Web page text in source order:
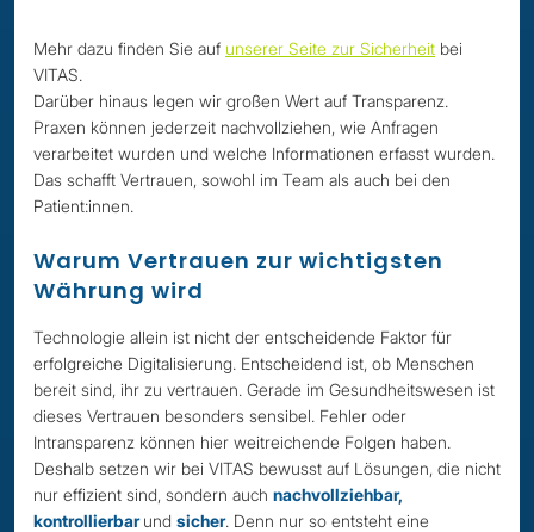
Mehr dazu finden Sie auf unserer Seite zur Sicherheit bei
VITAS.
Darüber hinaus legen wir großen Wert auf Transparenz.
Praxen können jederzeit nachvollziehen, wie Anfragen
verarbeitet wurden und welche Informationen erfasst wurden.
Das schafft Vertrauen, sowohl im Team als auch bei den
Patient:innen.
Warum Vertrauen zur wichtigsten
Währung wird
Technologie allein ist nicht der entscheidende Faktor für
erfolgreiche Digitalisierung. Entscheidend ist, ob Menschen
bereit sind, ihr zu vertrauen. Gerade im Gesundheitswesen ist
dieses Vertrauen besonders sensibel. Fehler oder
Intransparenz können hier weitreichende Folgen haben.
Deshalb setzen wir bei VITAS bewusst auf Lösungen, die nicht
nur effizient sind, sondern auch nachvollziehbar,
kontrollierbarund sicher. Denn nur so entsteht eine